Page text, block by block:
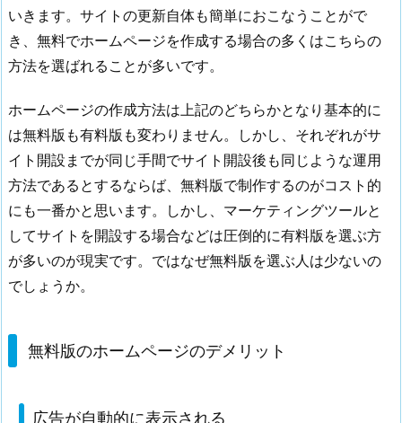
2.
無
料
の
ホ
ー
ペ
ー
ジ
の
デ
ッ
いきます。サイトの更新自体も簡単におこなうことがで
き、無料でホームページを作成する場合の多くはこちらの
方法を選ばれることが多いです。
ホームページの作成方法は上記のどちらかとなり基本的に
は無料版も有料版も変わりません。しかし、それぞれがサ
イト開設までが同じ手間でサイト開設後も同じような運用
方法であるとするならば、無料版で制作するのがコスト的
にも一番かと思います。しかし、マーケティングツールと
してサイトを開設する場合などは圧倒的に有料版を選ぶ方
が多いのが現実です。ではなぜ無料版を選ぶ人は少ないの
でしょうか。
無料版のホームページのデメリット
広告が自動的に表示される